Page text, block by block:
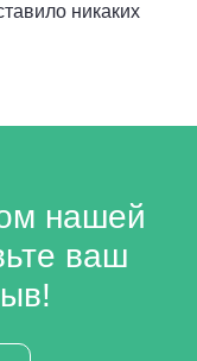
никаких
нашей
ваш